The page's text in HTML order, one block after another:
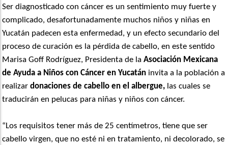
Ser diagnosticado con cáncer es un sentimiento muy fuerte y
complicado, desafortunadamente muchos niños y niñas en
Yucatán padecen esta enfermedad, y un efecto secundario del
proceso de curación es la pérdida de cabello, en este sentido
Marisa Goff Rodríguez, Presidenta de laAsociación Mexicana
de Ayuda a Niños con Cáncer en Yucatán invita a la población a
realizar donaciones de cabello en el albergue, las cuales se
traducirán en pelucas para niñas y niños con cáncer.
“Los requisitos tener más de 25 centímetros, tiene que ser
cabello virgen, que no esté ni en tratamiento, ni decolorado, se